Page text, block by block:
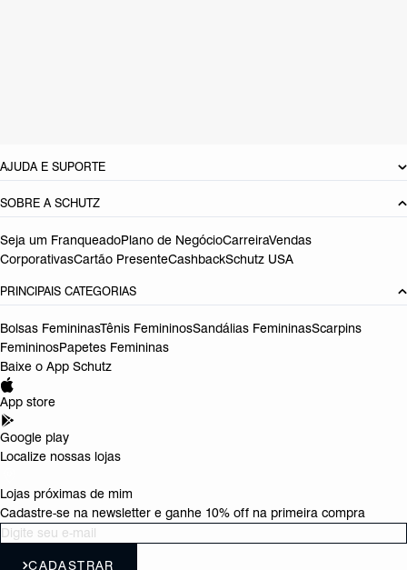
AJUDA E SUPORTE
SOBRE A SCHUTZ
Seja um FranqueadoPlano de NegócioCarreiraVendas
CorporativasCartão PresenteCashbackSchutz USA
PRINCIPAIS CATEGORIAS
Bolsas FemininasTênis FemininosSandálias FemininasScarpins
FemininosPapetes Femininas
Baixe o App Schutz
App store
Google play
Localize nossas lojas
Lojas próximas de mim
Cadastre-se na newsletter e ganhe 10% off na primeira compra
CADASTRAR